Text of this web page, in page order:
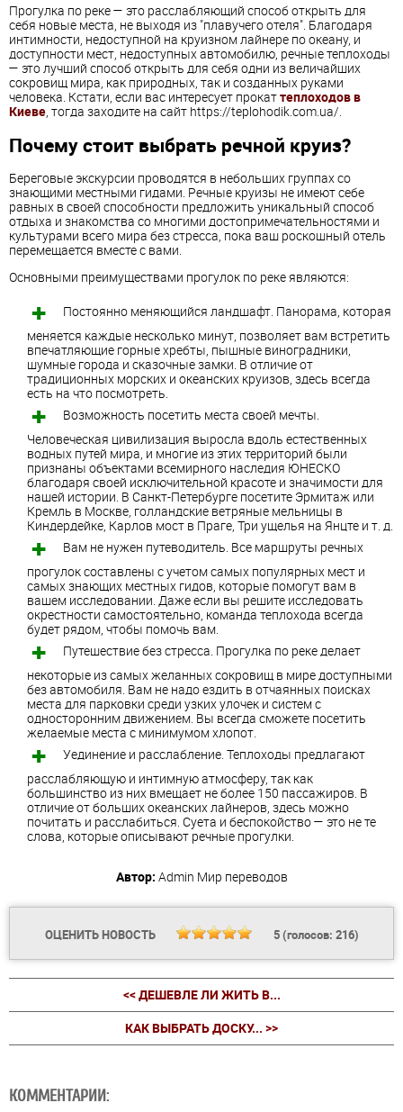
Прогулка по реке — это расслабляющий способ открыть для
себя новые места, не выходя из "плавучего отеля". Благодаря
интимности, недоступной на круизном лайнере по океану, и
доступности мест, недоступных автомобилю, речные теплоходы
— это лучший способ открыть для себя одни из величайших
сокровищ мира, как природных, так и созданных руками
человека. Кстати, если вас интересует прокаттеплоходов в
Киеве , тогда заходите на сайт https://teplohodik.com.ua/.
Почему стоит выбрать речной круиз?
Береговые экскурсии проводятся в небольших группах со
знающими местными гидами. Речные круизы не имеют себе
равных в своей способности предложить уникальный способ
отдыха и знакомства со многими достопримечательностями и
культурами всего мира без стресса, пока ваш роскошный отель
перемещается вместе с вами.
Основными преимуществами прогулок по реке являются:
Постоянно меняющийся ландшафт. Панорама, которая
меняется каждые несколько минут, позволяет вам встретить
впечатляющие горные хребты, пышные виноградники,
шумные города и сказочные замки. В отличие от
традиционных морских и океанских круизов, здесь всегда
есть на что посмотреть.
Возможность посетить места своей мечты.
Человеческая цивилизация выросла вдоль естественных
водных путей мира, и многие из этих территорий были
признаны объектами всемирного наследия ЮНЕСКО
благодаря своей исключительной красоте и значимости для
нашей истории. В Санкт-Петербурге посетите Эрмитаж или
Кремль в Москве, голландские ветряные мельницы в
Киндердейке, Карлов мост в Праге, Три ущелья на Янцте и т. д.
Вам не нужен путеводитель. Все маршруты речных
прогулок составлены с учетом самых популярных мест и
самых знающих местных гидов, которые помогут вам в
вашем исследовании. Даже если вы решите исследовать
окрестности самостоятельно, команда теплохода всегда
будет рядом, чтобы помочь вам.
Путешествие без стресса. Прогулка по реке делает
некоторые из самых желанных сокровищ в мире доступными
без автомобиля. Вам не надо ездить в отчаянных поисках
места для парковки среди узких улочек и систем с
односторонним движением. Вы всегда сможете посетить
желаемые места с минимумом хлопот.
Уединение и расслабление. Теплоходы предлагают
расслабляющую и интимную атмосферу, так как
большинство из них вмещает не более 150 пассажиров. В
отличие от больших океанских лайнеров, здесь можно
почитать и расслабиться. Суета и беспокойство — это не те
слова, которые описывают речные прогулки.
Автор: Admin Мир переводов
ОЦЕНИТЬ НОВОСТЬ 5(голосов: 216)
<< ДЕШЕВЛЕ ЛИ ЖИТЬ В...
КАК ВЫБРАТЬ ДОСКУ... >>
КОММЕНТАРИИ: